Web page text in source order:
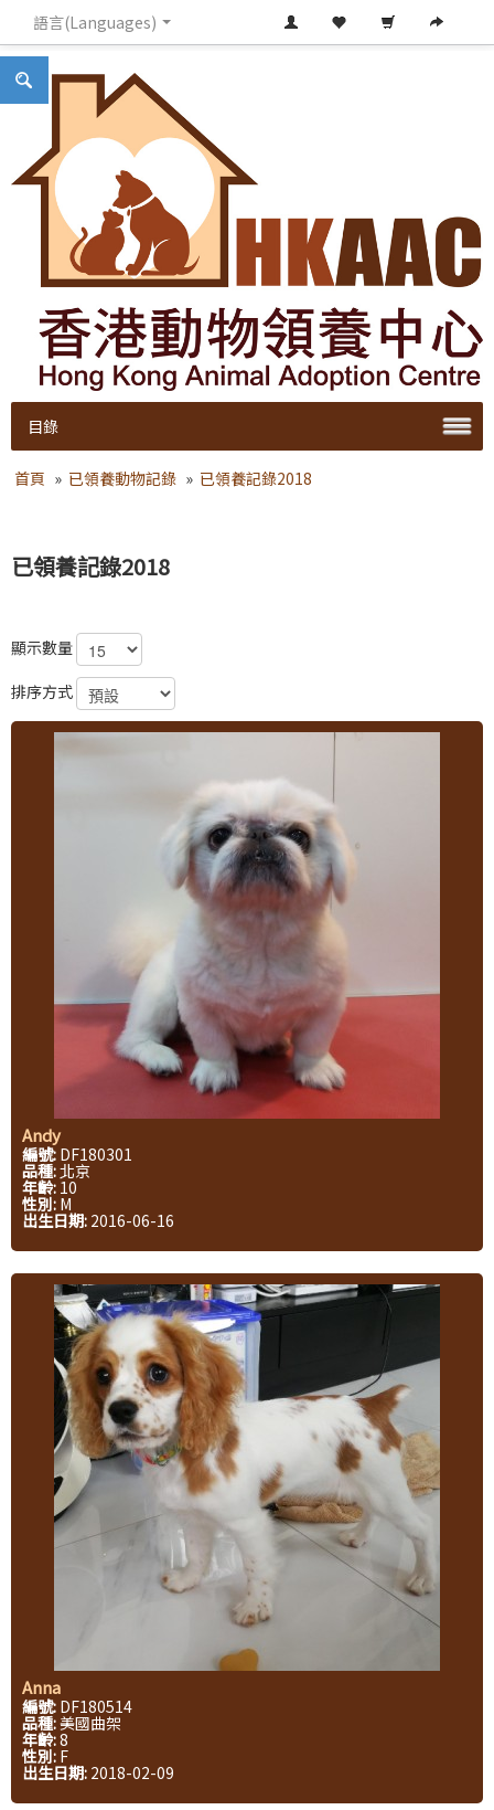
語言(Languages)
目錄
首頁 » 已領養動物記錄 » 已領養記錄2018
已領養記錄2018
顯示數量
排序方式
Andy
編號: DF180301
品種:北京
年齡: 10
性別: M
出生日期: 2016-06-16
Anna
編號: DF180514
品種:美國曲架
年齡:8
性別: F
出生日期: 2018-02-09